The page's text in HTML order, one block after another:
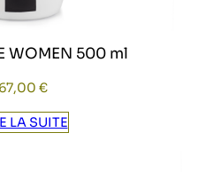
WOMEN 500 ml
67,00 €
LA SUITE